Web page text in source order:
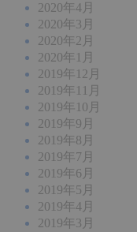
2020年4月
2020年3月
2020年2月
2020年1月
2019年12月
2019年11月
2019年10月
2019年9月
2019年8月
2019年7月
2019年6月
2019年5月
2019年4月
2019年3月